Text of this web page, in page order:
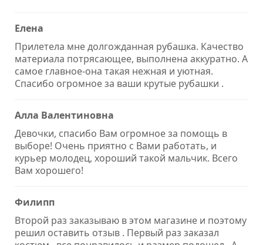
Елена
Прилетела мне долгожданная рубашка. Качество
материала потрясающее, выполнена аккуратно. А
самое главное-она такая нежная и уютная.
Спасибо огромное за ваши крутые рубашки .
Алла Валентиновна
Девочки, спасибо Вам огромное за помощь в
выборе! Очень приятно с Вами работать, и
курьер молодец, хороший такой мальчик. Всего
Вам хорошего!
Филипп
Второй раз заказываю в этом магазине и поэтому
решил оставить отзыв . Первый раз заказал